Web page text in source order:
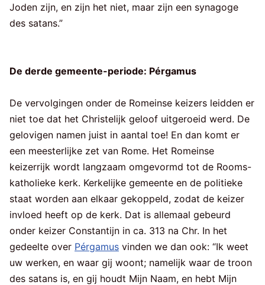
Joden zijn, en zijn het niet, maar zijn een synagoge
des satans.”
De derde gemeente-periode: Pérgamus
De vervolgingen onder de Romeinse keizers leidden er
niet toe dat het Christelijk geloof uitgeroeid werd. De
gelovigen namen juist in aantal toe! En dan komt er
een meesterlijke zet van Rome. Het Romeinse
keizerrijk wordt langzaam omgevormd tot de Rooms-
katholieke kerk. Kerkelijke gemeente en de politieke
staat worden aan elkaar gekoppeld, zodat de keizer
invloed heeft op de kerk. Dat is allemaal gebeurd
onder keizer Constantijn in ca. 313 na Chr. In het
gedeelte over Pérgamus vinden we dan ook: “Ik weet
uw werken, en waar gij woont; namelijk waar de troon
des satans is, en gij houdt Mijn Naam, en hebt Mijn